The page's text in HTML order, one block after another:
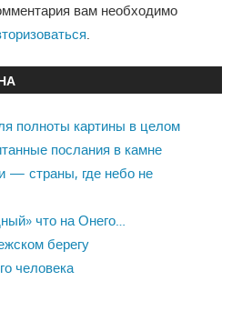
вам необходимо
полноты картины в целом
послания в камне
— страны, где небо не
что на Онего…
берегу
человека